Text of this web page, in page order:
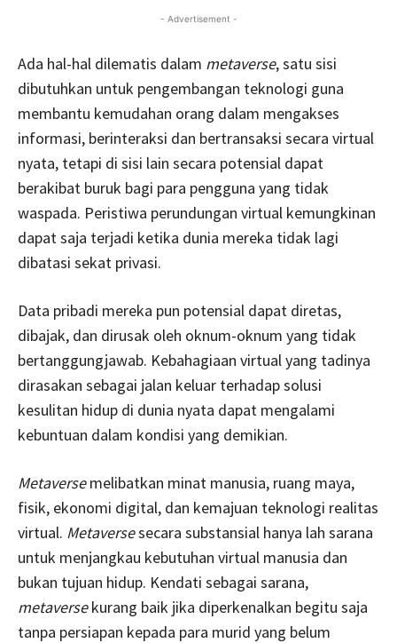
- Advertisement -
Ada hal-hal dilematis dalam metaverse, satu sisi
dibutuhkan untuk pengembangan teknologi guna
membantu kemudahan orang dalam mengakses
informasi, berinteraksi dan bertransaksi secara virtual
nyata, tetapi di sisi lain secara potensial dapat
berakibat buruk bagi para pengguna yang tidak
waspada. Peristiwa perundungan virtual kemungkinan
dapat saja terjadi ketika dunia mereka tidak lagi
dibatasi sekat privasi.
Data pribadi mereka pun potensial dapat diretas,
dibajak, dan dirusak oleh oknum-oknum yang tidak
bertanggungjawab. Kebahagiaan virtual yang tadinya
dirasakan sebagai jalan keluar terhadap solusi
kesulitan hidup di dunia nyata dapat mengalami
kebuntuan dalam kondisi yang demikian.
Metaversemelibatkan minat manusia, ruang maya,
fisik, ekonomi digital, dan kemajuan teknologi realitas
virtual. Metaversesecara substansial hanya lah sarana
untuk menjangkau kebutuhan virtual manusia dan
bukan tujuan hidup. Kendati sebagai sarana,
metaversekurang baik jika diperkenalkan begitu saja
tanpa persiapan kepada para murid yang belum